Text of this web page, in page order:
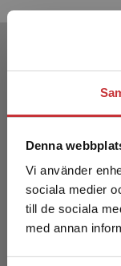
Denna
Vi använder
sociala medier
till de sociala
med annan